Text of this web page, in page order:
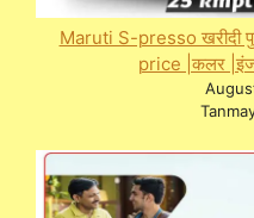
Maruti S-presso खरीदी
price |कलर |इंजन